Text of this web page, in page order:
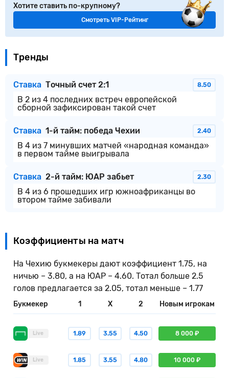
Хотите ставить по-крупному?
Смотреть VIP-Рейтинг
Тренды
Ставка Точный счет 2:1 8.50
В 2 из 4 последних встреч европейской
сборной зафиксирован такой счет
Ставка 1-й тайм: победа Чехии 2.40
В 4 из 7 минувших матчей «народная команда»
в первом тайме выигрывала
Ставка 2-й тайм: ЮАР забьет 2.30
В 4 из 6 прошедших игр южноафриканцы во
втором тайме забивали
Коэффициенты на матч
На Чехию букмекеры дают коэффициент 1.75, на
ничью – 3.80, а на ЮАР – 4.60. Тотал больше 2.5
голов предлагается за 2.05, тотал меньше – 1.77
Букмекер 1 X 2 Новым игрокам
Live 1.89 3.55 4.50 8 000 ₽
Live 1.85 3.55 4.80 10 000 ₽